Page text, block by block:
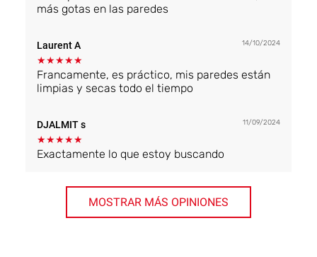
más gotas en las paredes
Laurent A 14/10/2024
★★★★★
Francamente, es práctico, mis paredes están
limpias y secas todo el tiempo
DJALMIT s 11/09/2024
★★★★★
Exactamente lo que estoy buscando
MOSTRAR MÁS OPINIONES